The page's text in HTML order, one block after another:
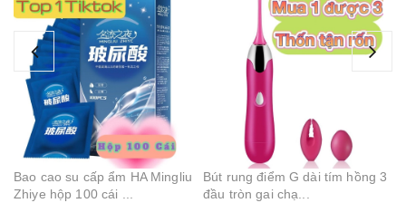
Bao cao su cấp ẩm HA Mingliu
Zhiye hộp 100 cái ...
Bút rung điểm G dài tím hồng 3
đầu tròn gai chạ...